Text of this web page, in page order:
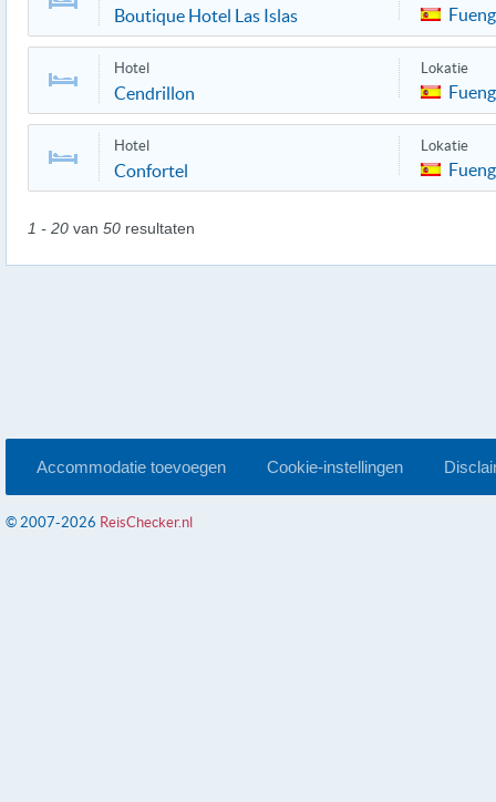
Boutique Hotel Las Islas
Hotel
Cendrillon
Lokatie
Hotel
Confortel
Lokatie
1 - 20 van 50 resultaten
Accommodatie toevoegen Cookie-instellingen
© 2007-2026 ReisChecker.nl